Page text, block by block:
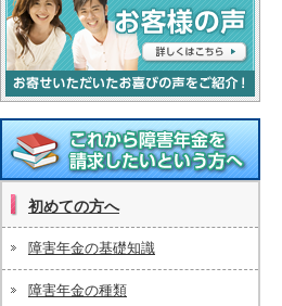
これから障害年金を請求したいという方
へ
初めての方へ
障害年金の基礎知識
障害年金の種類